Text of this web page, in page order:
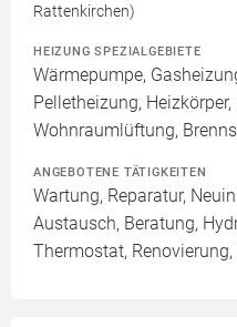
Rattenkirchen)
HEIZUNG SPEZIALGEBIETE
Wärmepumpe,
Pelletheizung,
Wohnraumlüftung,
ANGEBOTENE TÄTIGKEITEN
Wartung, Reparatur,
Austausch, Beratung,
Thermostat,